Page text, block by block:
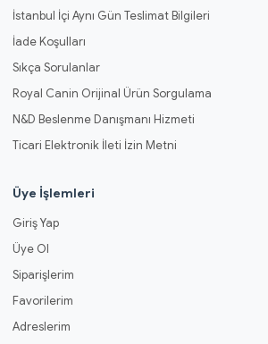
İstanbul İçi Aynı Gün Teslimat Bilgileri
İade Koşulları
Sıkça Sorulanlar
Royal Canin Orijinal Ürün Sorgulama
N&D Beslenme Danışmanı Hizmeti
Ticari Elektronik İleti İzin Metni
Üye İşlemleri
Giriş Yap
Üye Ol
Siparişlerim
Favorilerim
Adreslerim